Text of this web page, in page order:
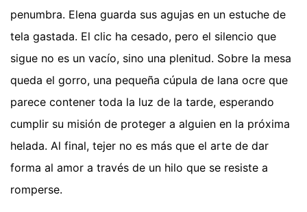
penumbra. Elena guarda sus agujas en un estuche de
tela gastada. El clic ha cesado, pero el silencio que
sigue no es un vacío, sino una plenitud. Sobre la mesa
queda el gorro, una pequeña cúpula de lana ocre que
parece contener toda la luz de la tarde, esperando
cumplir su misión de proteger a alguien en la próxima
helada. Al final, tejer no es más que el arte de dar
forma al amor a través de un hilo que se resiste a
romperse.